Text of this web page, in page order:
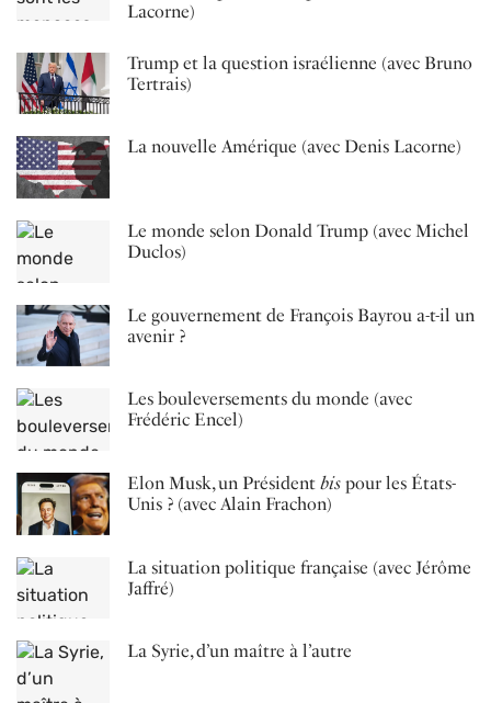
Lacorne)
Trump et la question israélienne (avec Bruno
Tertrais)
La nouvelle Amérique (avec Denis Lacorne)
Le monde selon Donald Trump (avec Michel
Duclos)
Le gouvernement de François Bayrou a-t-il un
avenir ?
Les bouleversements du monde (avec
Frédéric Encel)
Elon Musk, un Président bis pour les États-
Unis ? (avec Alain Frachon)
La situation politique française (avec Jérôme
Jaffré)
La Syrie, d’un maître à l’autre